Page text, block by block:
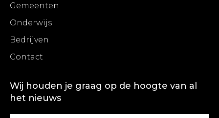
Gemeenten
Onderwijs
Bedrijven
Contact
Wij houden je graag op de hoogte van al
het nieuws